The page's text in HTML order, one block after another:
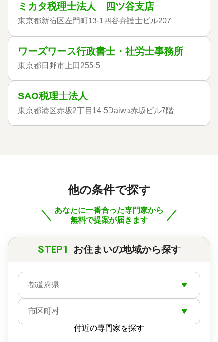
ミカタ税理士法人 四ツ谷支店
東京都新宿区左門町13-1四谷弁護士ビル207
ワーズワース行政書士・社労士事務所
東京都日野市上田255-5
SAO税理士法人
東京都港区赤坂2丁目14-5Daiwa赤坂ビル7階
他の条件で探す
あなたに一番合った専門家から
無料で提案が届きます
STEP1 お住まいの地域から探す
都道府県
市区町村
付近の専門家を探す